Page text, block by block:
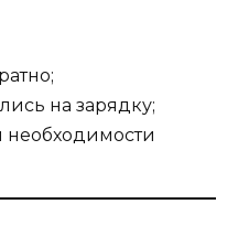
на зарядку;